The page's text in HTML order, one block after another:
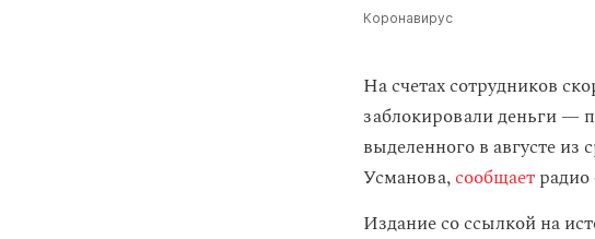
Коронавирус
На счетах сотрудников
заблокировали деньги —
выделенного в августе
Усманова,сообщаетрадио
Издание со ссылкой на